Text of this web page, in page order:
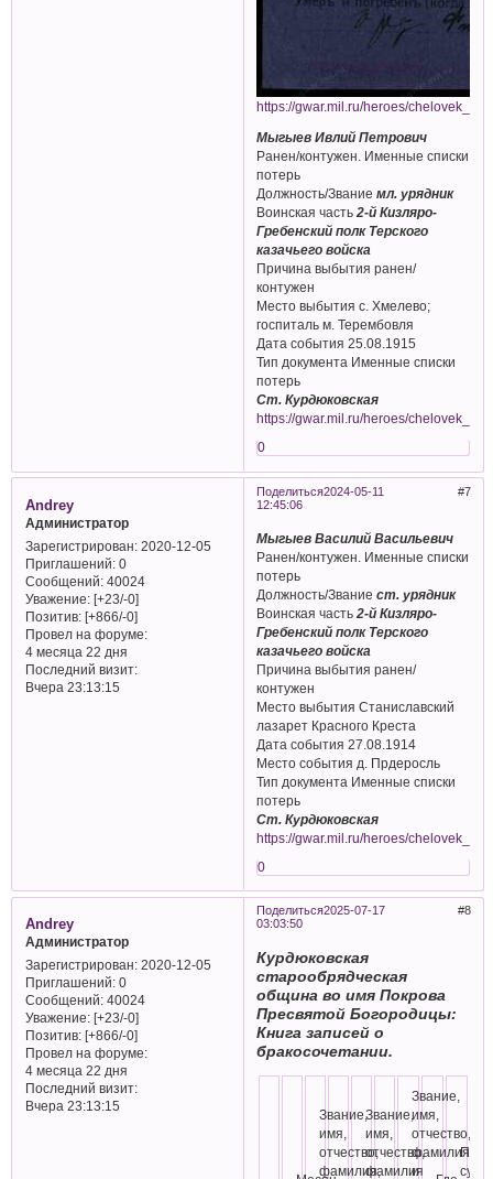
https://gwar.mil.ru/heroes/
Мыгыев Ивлий Петрович
Ранен/контужен. Именные списки
потерь
Должность/Званиемл. урядник
Воинская часть2-й Кизляро-
Гребенский полк Терского
казачьего войска
Причина выбытия ранен/
контужен
Место выбытия с. Хмелево;
госпиталь м. Терембовля
Дата события 25.08.1915
Тип документа Именные списки
потерь
Ст. Курдюковская
https://gwar.mil.ru/heroes/
0
Поделиться 7
2024-05-11
12:45:06
Andrey
Администратор
Зарегистрирован: 2020-12-05
Приглашений:0
Сообщений:40024
Уважение: [+23/-0]
Позитив: [+866/-0]
Провел на форуме:
4 месяца 22 дня
Последний визит:
Вчера 23:13:15
Мыгыев Василий Васильевич
Ранен/контужен. Именные списки
потерь
Должность/Званиест. урядник
Воинская часть2-й Кизляро-
Гребенский полк Терского
казачьего войска
Причина выбытия ранен/
контужен
Место выбытия Станиславский
лазарет Красного Креста
Дата события 27.08.1914
Место события д. Прдеросль
Тип документа Именные списки
потерь
Ст. Курдюковская
https://gwar.mil.ru/heroes/
0
Поделиться 8
2025-07-17
03:03:50
Andrey
Администратор
Зарегистрирован: 2020-12-05
Приглашений:0
Сообщений:40024
Уважение: [+23/-0]
Позитив: [+866/-0]
Провел на форуме:
4 месяца 22 дня
Последний визит:
Вчера 23:13:15
Курдюковская
старообрядческая
община во имя Покрова
Пресвятой Богородицы:
Книга записей о
бракосочетании.
Звание,
имя,
отчество,
фамилия,
Звание,
имя,
отчество,
фамилия
Звание,
имя,
отчество,
фамилия
и